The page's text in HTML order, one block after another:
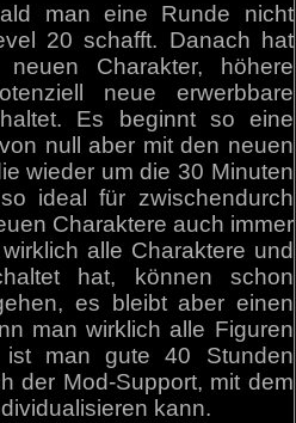
man eine Runde nicht
20 schafft. Danach hat
Charakter, höhere
neue erwerbbare
Es beginnt so eine
null aber mit den neuen
wieder um die 30 Minuten
ideal für zwischendurch
Charaktere auch immer
alle Charaktere und
hat, können schon
es bleibt aber einen
man wirklich alle Figuren
ist man gute 40 Stunden
der Mod-Support, mit dem
kann.